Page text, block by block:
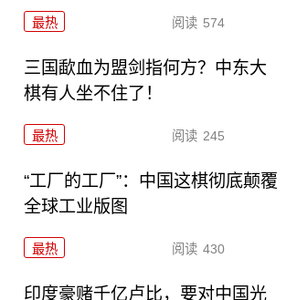
最热 阅读 574
三国歃血为盟剑指何方？中东大
棋有人坐不住了！
最热 阅读 245
“工厂的工厂”：中国这棋彻底颠覆
全球工业版图
最热 阅读 430
印度豪赌千亿卢比，要对中国光